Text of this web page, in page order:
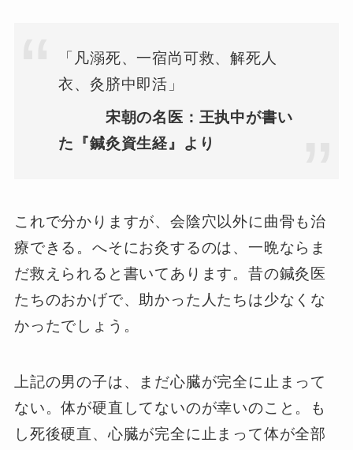
「凡溺死、一宿尚可救、解死人
衣、灸脐中即活」
宋朝の名医：王执中が書い
た『鍼灸資生経』より
これで分かりますが、会陰穴以外に曲骨も治
療できる。へそにお灸するのは、一晩ならま
だ救えられると書いてあります。昔の鍼灸医
たちのおかげで、助かった人たちは少なくな
かったでしょう。
上記の男の子は、まだ心臓が完全に止まって
ない。体が硬直してないのが幸いのこと。も
し死後硬直、心臓が完全に止まって体が全部